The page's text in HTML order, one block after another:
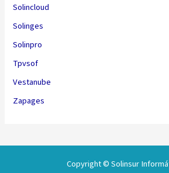
Solincloud
Solinges
Solinpro
Tpvsof
Vestanube
Zapages
Copyright © Solinsur